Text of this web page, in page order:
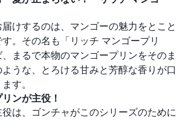
けするのは、マンゴーの魅力をとこと
。その名も「リッチ マンゴープリ
まるで本物のマンゴープリンをそのま
うな、とろける甘みと芳醇な香りが口
す。
ンが主役！
は、ゴンチャがこのシリーズのために